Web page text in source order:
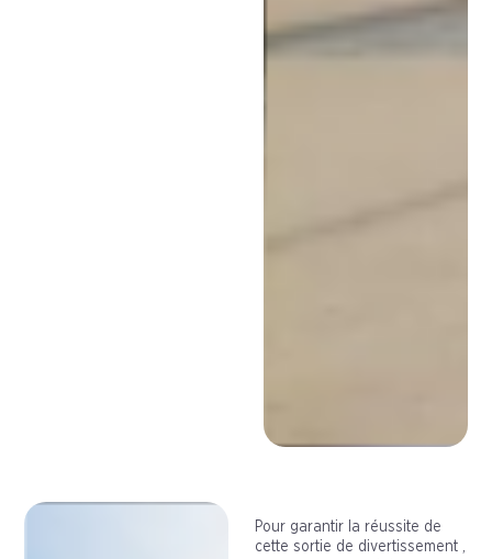
Pour garantir la réussite de
cette sortie de divertissement ,